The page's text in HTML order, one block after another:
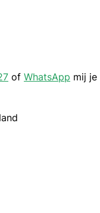
of WhatsApp mij je